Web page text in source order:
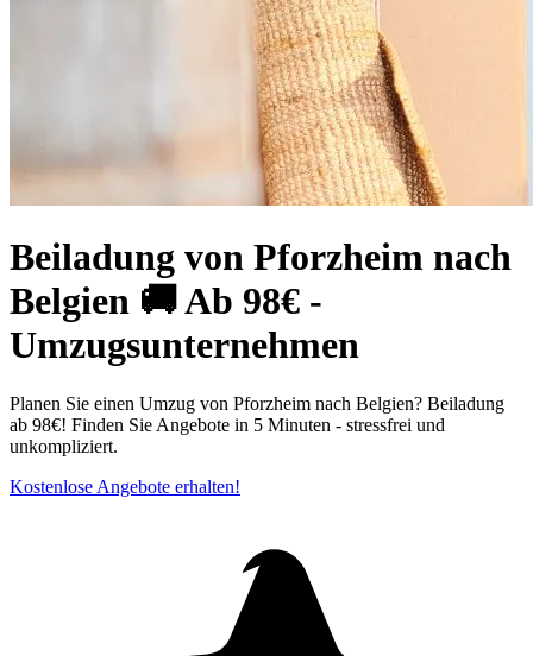
Beiladung von Pforzheim nach
Belgien 🚚 Ab 98€ -
Umzugsunternehmen
Planen Sie einen Umzug von Pforzheim nach Belgien? Beiladung
ab 98€! Finden Sie Angebote in 5 Minuten - stressfrei und
unkompliziert.
Kostenlose Angebote erhalten!